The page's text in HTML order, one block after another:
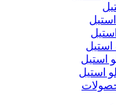
استیل
استیل
استیل